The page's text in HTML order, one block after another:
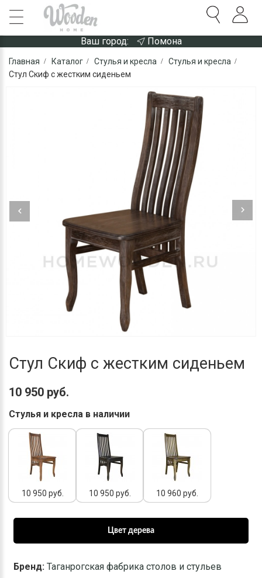
Ваш город: Помона
Главная Каталог Стулья и кресла
Стулья и кресла
Стул Скиф с жестким сиденьем
Стул Скиф с жестким сиденьем
10 950 руб.
Стулья и кресла в наличии
10 950 руб. 10 950 руб. 10 960 руб.
Бренд: Таганрогская фабрика столов и стульев